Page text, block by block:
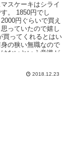
スケーキはシライ
。 1850円でし
円ぐらいで買え
っていたので嬉し
買ってくれるとはい
の狭い無職なので
ないという意識が
2018.12.23